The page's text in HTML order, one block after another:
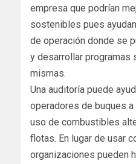
empresa que podrían
sostenibles pues
de operación donde se
y desarrollar programas
mismas.
Una auditoría puede
operadores de buques
uso de combustibles
flotas. En lugar de usar
organizaciones pueden